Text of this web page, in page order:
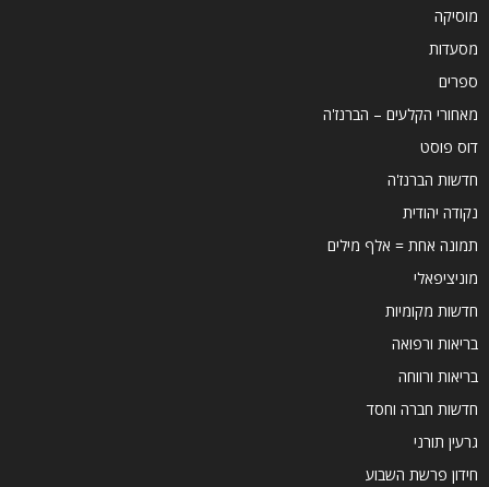
מוסיקה
מסעדות
ספרים
מאחורי הקלעים – הברנז'ה
דוס פוסט
חדשות הברנז'ה
נקודה יהודית
תמונה אחת = אלף מילים
מוניציפאלי
חדשות מקומיות
בריאות ורפואה
בריאות ורווחה
חדשות חברה וחסד
גרעין תורני
חידון פרשת השבוע